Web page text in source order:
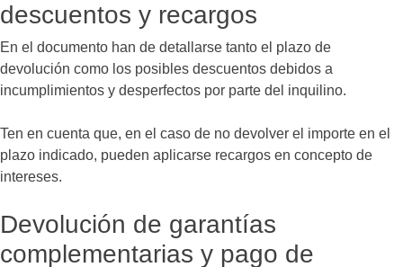
descuentos y recargos
En el documento han de detallarse tanto el plazo de
devolución como los posibles descuentos debidos a
incumplimientos y desperfectos por parte del inquilino.
Ten en cuenta que, en el caso de no devolver el importe en el
plazo indicado, pueden aplicarse recargos en concepto de
intereses.
Devolución de garantías
complementarias y pago de